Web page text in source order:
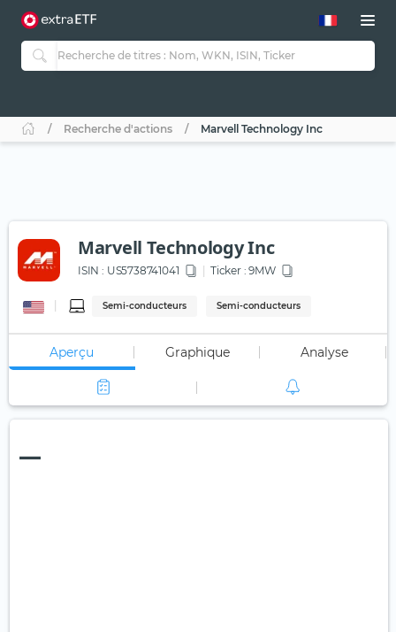
Recherche d'actions Marvell Technology Inc
Marvell Technology Inc
ISIN : US5738741041 Ticker : 9MW
Semi-conducteurs Semi-conducteurs
Aperçu Graphique Analyse
—